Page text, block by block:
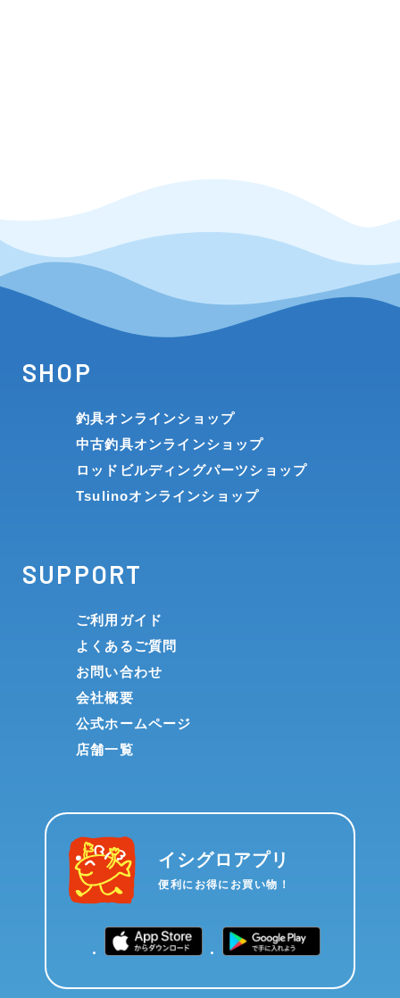
SHOP
釣具オンラインショップ
中古釣具オンラインショップ
ロッドビルディングパーツショップ
Tsulinoオンラインショップ
SUPPORT
ご利用ガイド
よくあるご質問
お問い合わせ
会社概要
公式ホームページ
店舗一覧
イシグロアプリ
便利にお得にお買い物！